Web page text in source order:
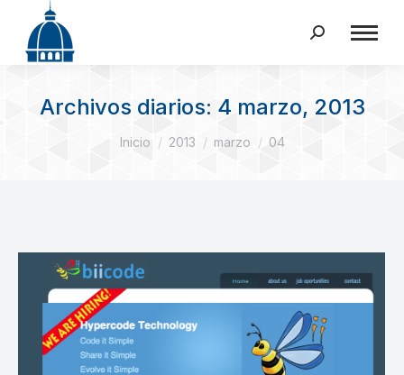
Buscar:
Archivos diarios: 4 marzo, 2013
Estás aquí:
Inicio 2013 marzo 04